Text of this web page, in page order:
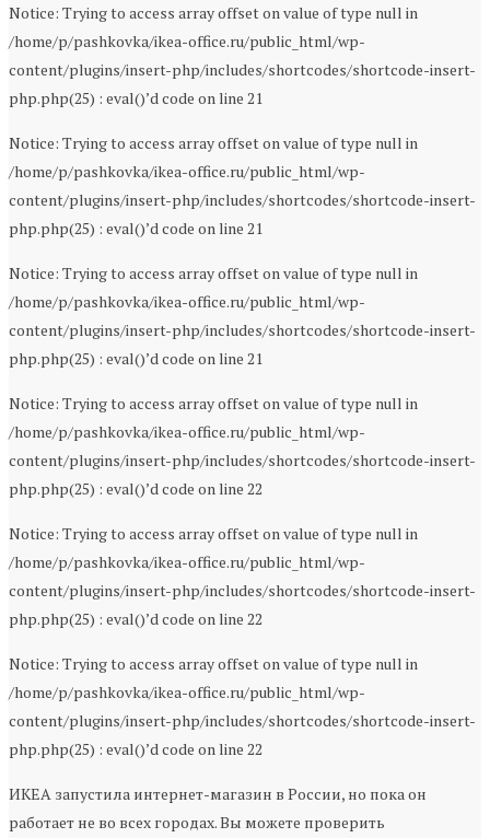
Notice: Trying to access array offset on value of type null in
/home/p/pashkovka/ikea-office.ru/public_html/wp-
content/plugins/insert-php/includes/shortcodes/shortcode-insert-
php.php(25) : eval()’d code on line 21
Notice: Trying to access array offset on value of type null in
/home/p/pashkovka/ikea-office.ru/public_html/wp-
content/plugins/insert-php/includes/shortcodes/shortcode-insert-
php.php(25) : eval()’d code on line 21
Notice: Trying to access array offset on value of type null in
/home/p/pashkovka/ikea-office.ru/public_html/wp-
content/plugins/insert-php/includes/shortcodes/shortcode-insert-
php.php(25) : eval()’d code on line 21
Notice: Trying to access array offset on value of type null in
/home/p/pashkovka/ikea-office.ru/public_html/wp-
content/plugins/insert-php/includes/shortcodes/shortcode-insert-
php.php(25) : eval()’d code on line 22
Notice: Trying to access array offset on value of type null in
/home/p/pashkovka/ikea-office.ru/public_html/wp-
content/plugins/insert-php/includes/shortcodes/shortcode-insert-
php.php(25) : eval()’d code on line 22
Notice: Trying to access array offset on value of type null in
/home/p/pashkovka/ikea-office.ru/public_html/wp-
content/plugins/insert-php/includes/shortcodes/shortcode-insert-
php.php(25) : eval()’d code on line 22
ИКЕА запустила интернет-магазин в России, но пока он
работает не во всех городах. Вы можете проверить